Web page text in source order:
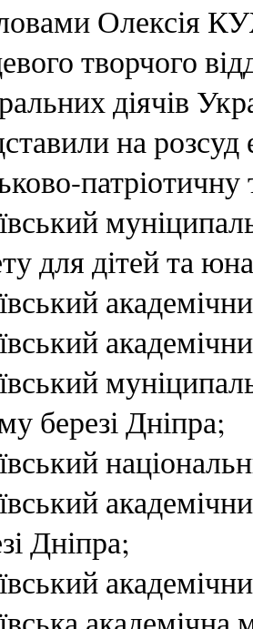
Олексія
творчого
діячів
на розсуд
для дітей та
березі Дніпра;
Дніпра;